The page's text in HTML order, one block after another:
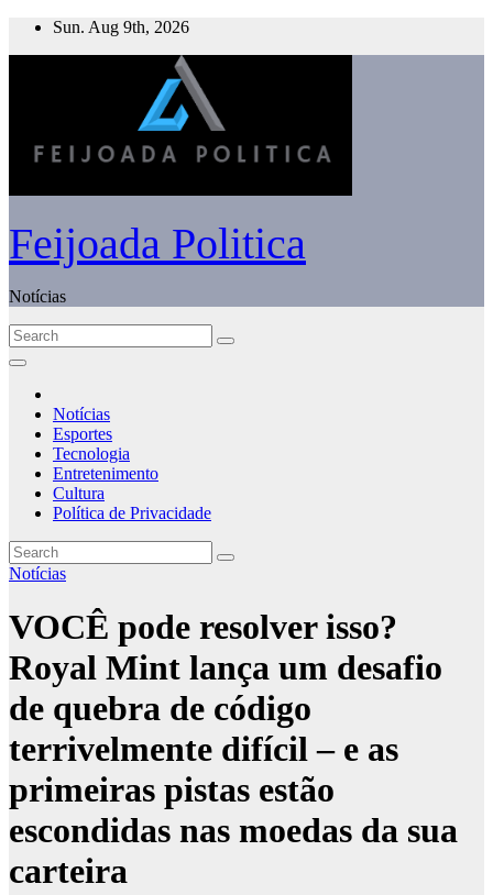
Skip
Sun. Aug 9th, 2026
Feijoada Politica
Notícias
Notícias
Esportes
Tecnologia
Entretenimento
Cultura
Política de Privacidade
Notícias
VOCÊ pode resolver isso?
Royal Mint lança um desafio
de quebra de código
terrivelmente difícil – e as
primeiras pistas estão
escondidas nas moedas da sua
carteira